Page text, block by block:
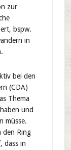
zur
bspw.
in
bei den
(CDA)
Thema
und
müsse.
den Ring
dass in